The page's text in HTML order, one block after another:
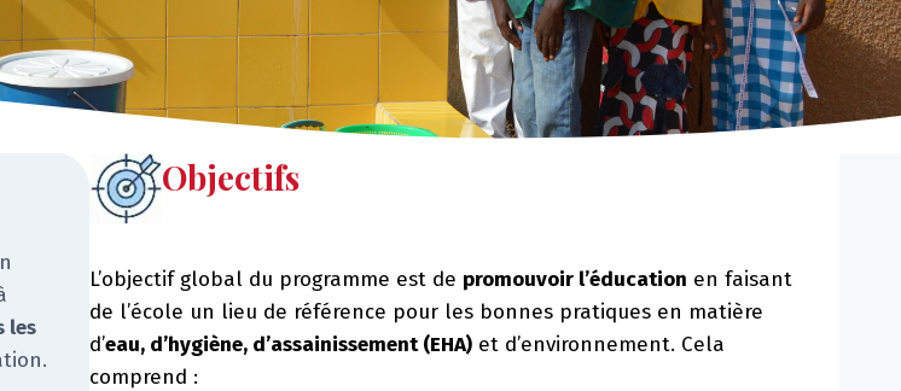
les
Objectifs
L’objectif global du programme est de promouvoir l’éducation en faisant
de l’école un lieu de référence pour les bonnes pratiques en matière
d’eau, d’hygiène, d’assainissement (EHA) et d’environnement. Cela
comprend :